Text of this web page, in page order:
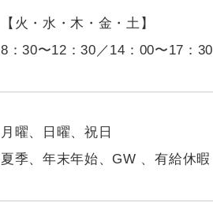
【火・水・木・金・土】
8：30〜12：30／14：00〜17：30
月曜、日曜、祝日
夏季、年末年始、GW 、有給休暇